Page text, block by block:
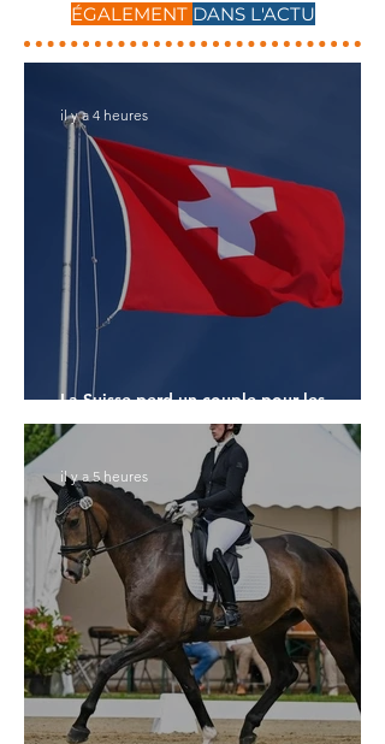
ÉGALEMENT DANS L'ACTU
La Suisse perd un couple pour les
Championnats du Monde
il y a 4 heures
il y a 5 heures